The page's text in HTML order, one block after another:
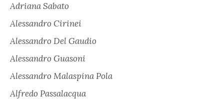
Adriana Sabato
Alessandro Cirinei
Alessandro Del Gaudio
Alessandro Guasoni
Alessandro Malaspina Pola
Alfredo Passalacqua